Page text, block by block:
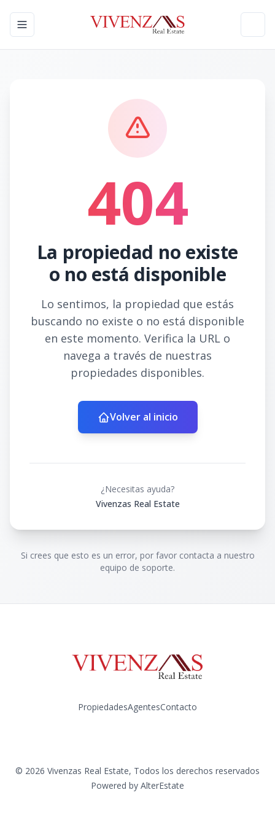
Toggle navigation menu
404
La propiedad no existe
o no está disponible
Lo sentimos, la propiedad que estás
buscando no existe o no está disponible
en este momento. Verifica la URL o
navega a través de nuestras
propiedades disponibles.
Volver al inicio
¿Necesitas ayuda?
Vivenzas Real Estate
Si crees que esto es un error, por favor contacta a nuestro
equipo de soporte.
PropiedadesAgentesContacto
© 2026 Vivenzas Real Estate, Todos los derechos reservados
Powered by AlterEstate